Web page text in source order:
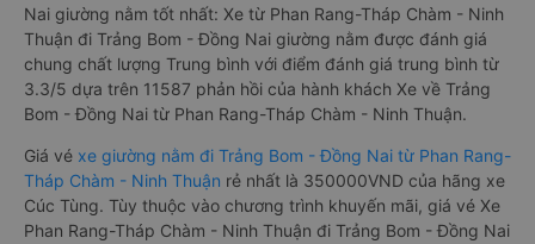
Nai giường nằm tốt nhất: Xe từ Phan Rang-Tháp Chàm - Ninh
Thuận đi Trảng Bom - Đồng Nai giường nằm được đánh giá
chung chất lượng Trung bình với điểm đánh giá trung bình từ
3.3/5 dựa trên 11587 phản hồi của hành khách Xe về Trảng
Bom - Đồng Nai từ Phan Rang-Tháp Chàm - Ninh Thuận.
Giá vé xe giường nằm đi Trảng Bom - Đồng Nai từ Phan Rang-
Tháp Chàm - Ninh Thuận rẻ nhất là 350000VND của hãng xe
Cúc Tùng. Tùy thuộc vào chương trình khuyến mãi, giá vé Xe
Phan Rang-Tháp Chàm - Ninh Thuận đi Trảng Bom - Đồng Nai